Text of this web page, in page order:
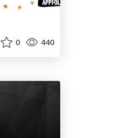
0 440